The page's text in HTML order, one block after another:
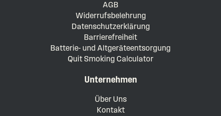
AGB
Widerrufsbelehrung
Datenschutzerklärung
Barrierefreiheit
Batterie- und Altgeräteentsorgung
Quit Smoking Calculator
Unternehmen
Über Uns
Kontakt